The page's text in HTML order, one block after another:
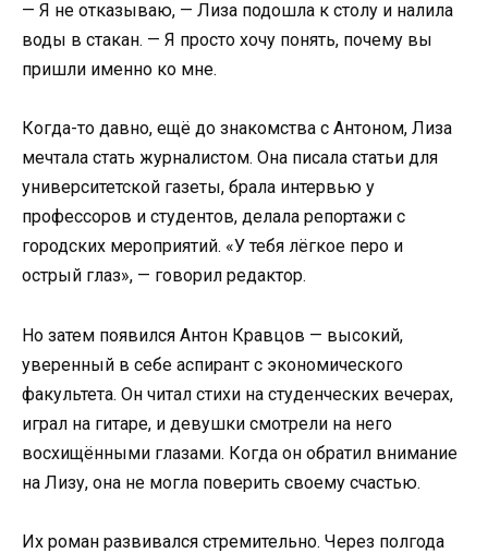
— Я не отказываю, — Лиза подошла к столу и налила
воды в стакан. — Я просто хочу понять, почему вы
пришли именно ко мне.
Когда-то давно, ещё до знакомства с Антоном, Лиза
мечтала стать журналистом. Она писала статьи для
университетской газеты, брала интервью у
профессоров и студентов, делала репортажи с
городских мероприятий. «У тебя лёгкое перо и
острый глаз», — говорил редактор.
Но затем появился Антон Кравцов — высокий,
уверенный в себе аспирант с экономического
факультета. Он читал стихи на студенческих вечерах,
играл на гитаре, и девушки смотрели на него
восхищёнными глазами. Когда он обратил внимание
на Лизу, она не могла поверить своему счастью.
Их роман развивался стремительно. Через полгода